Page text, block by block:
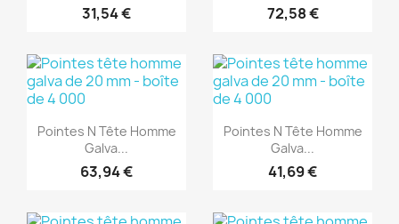
31,54 € 72,58 €
Aperçu rapide
Pointes N Tête Homme
Galva...
63,94 €
Aperçu rapide
Pointes N Tête Homme
Galva...
41,69 €